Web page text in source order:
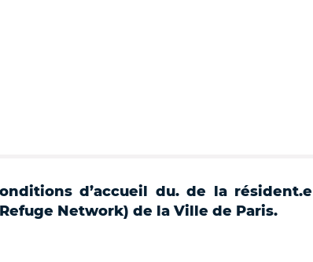
d’accueil du. de la résident.e
Network) de la Ville de Paris.